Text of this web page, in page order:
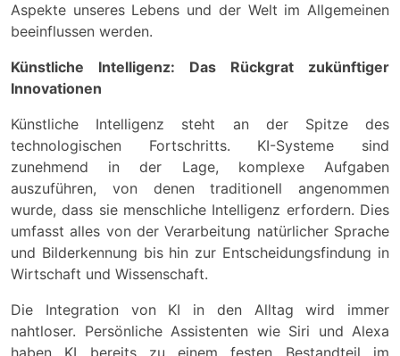
Aspekte unseres Lebens und der Welt im Allgemeinen
beeinflussen werden.
Künstliche Intelligenz: Das Rückgrat zukünftiger
Innovationen
Künstliche Intelligenz steht an der Spitze des
technologischen Fortschritts. KI-Systeme sind
zunehmend in der Lage, komplexe Aufgaben
auszuführen, von denen traditionell angenommen
wurde, dass sie menschliche Intelligenz erfordern. Dies
umfasst alles von der Verarbeitung natürlicher Sprache
und Bilderkennung bis hin zur Entscheidungsfindung in
Wirtschaft und Wissenschaft.
Die Integration von KI in den Alltag wird immer
nahtloser. Persönliche Assistenten wie Siri und Alexa
haben KI bereits zu einem festen Bestandteil im